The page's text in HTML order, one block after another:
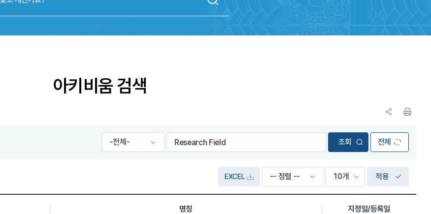
유산별 보수정비 또 다른 기록, 발굴
문화유산의 과거여행
아키비움 소개
이용방법
아키비움 검색
전체
EXCEL 적용
명칭 지정일/등록일